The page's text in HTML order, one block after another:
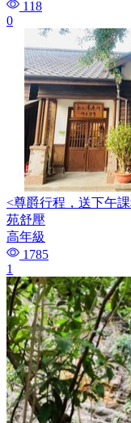
118
0
<尊爵行程，送下午
苑舒壓
高年級
1785
1